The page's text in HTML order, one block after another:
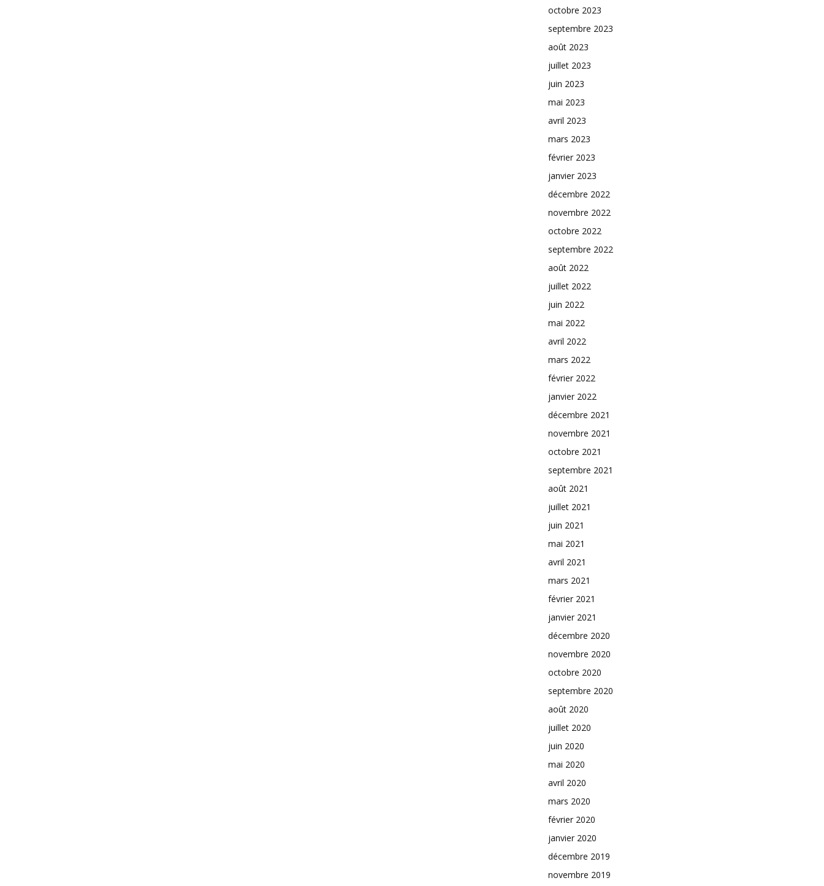
octobre 2023
septembre 2023
août 2023
juillet 2023
juin 2023
mai 2023
avril 2023
mars 2023
février 2023
janvier 2023
décembre 2022
novembre 2022
octobre 2022
septembre 2022
août 2022
juillet 2022
juin 2022
mai 2022
avril 2022
mars 2022
février 2022
janvier 2022
décembre 2021
novembre 2021
octobre 2021
septembre 2021
août 2021
juillet 2021
juin 2021
mai 2021
avril 2021
mars 2021
février 2021
janvier 2021
décembre 2020
novembre 2020
octobre 2020
septembre 2020
août 2020
juillet 2020
juin 2020
mai 2020
avril 2020
mars 2020
février 2020
janvier 2020
décembre 2019
novembre 2019